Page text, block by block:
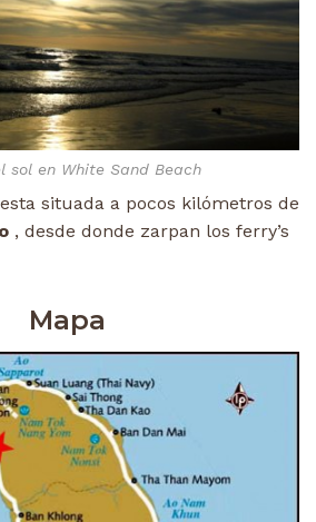
sol en White Sand Beach
situada a pocos kilómetros de
, desde donde zarpan los ferry’s
Mapa